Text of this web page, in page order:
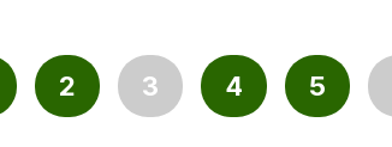
2 3 4 5